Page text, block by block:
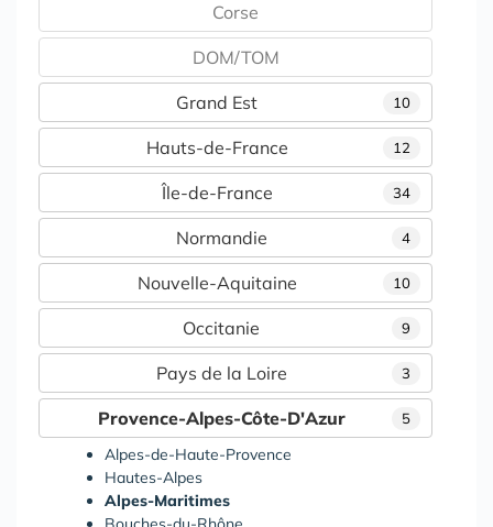
Corse
DOM/TOM
10
Grand Est
12
Hauts-de-France
34
Île-de-France
4
Normandie
10
Nouvelle-Aquitaine
9
Occitanie
3
Pays de la Loire
5
Provence-Alpes-Côte-D'Azur
Alpes-de-Haute-Provence
Hautes-Alpes
Alpes-Maritimes